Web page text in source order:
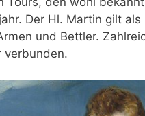
Der Hl. Martin gilt
und Bettler.
verbunden.